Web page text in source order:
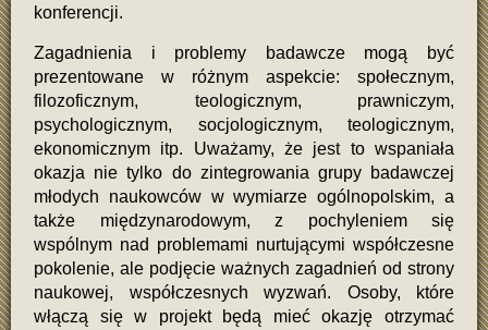
konferencji.
Zagadnienia i problemy badawcze mogą być
prezentowane w różnym aspekcie: społecznym,
filozoficznym, teologicznym, prawniczym,
psychologicznym, socjologicznym, teologicznym,
ekonomicznym itp. Uważamy, że jest to wspaniała
okazja nie tylko do zintegrowania grupy badawczej
młodych naukowców w wymiarze ogólnopolskim, a
także międzynarodowym, z pochyleniem się
wspólnym nad problemami nurtującymi współczesne
pokolenie, ale podjęcie ważnych zagadnień od strony
naukowej, współczesnych wyzwań. Osoby, które
włączą się w projekt będą mieć okazję otrzymać